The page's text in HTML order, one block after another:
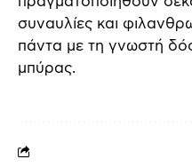
συναυλίες και
πάντα με τη γνωστή
μπύρας.